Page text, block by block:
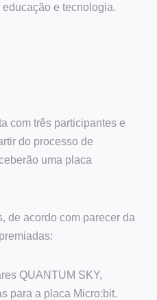
e tecnologia.
com três participantes e
do processo de
uma placa
de acordo com parecer da
QUANTUM SKY,
para a placa Micro:bit.